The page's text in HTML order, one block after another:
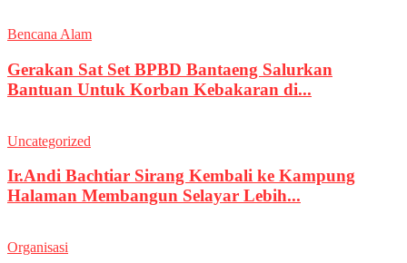
Bencana Alam
Gerakan Sat Set BPBD Bantaeng Salurkan
Bantuan Untuk Korban Kebakaran di...
Uncategorized
Ir.Andi Bachtiar Sirang Kembali ke Kampung
Halaman Membangun Selayar Lebih...
Organisasi